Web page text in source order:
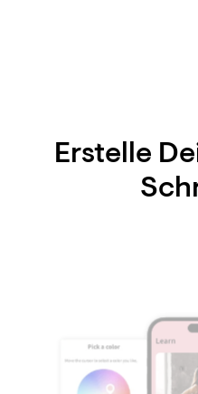
Erstelle